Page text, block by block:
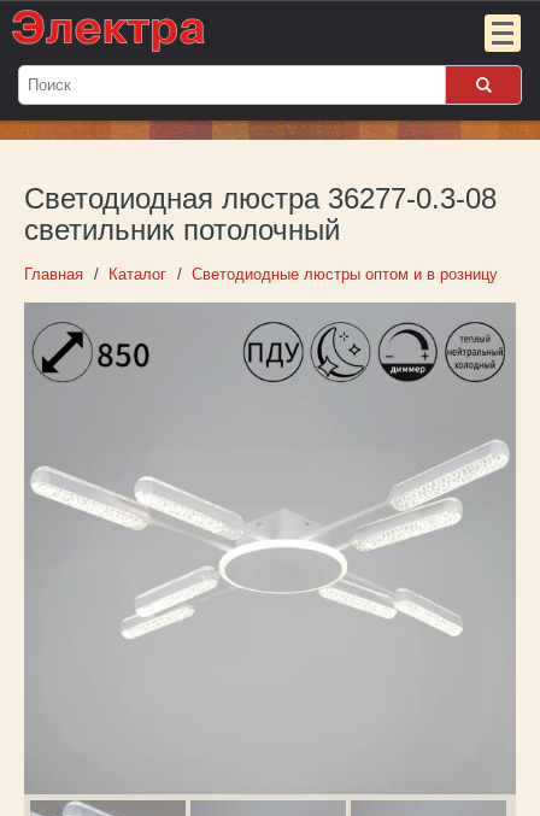
Мой
Пока
пуст
Войти
О компании
Новости
Контакты
Светодиодная люстра 36277-0.3-08
светильник потолочный
Главная Каталог Светодиодные люстры оптом и в розницу